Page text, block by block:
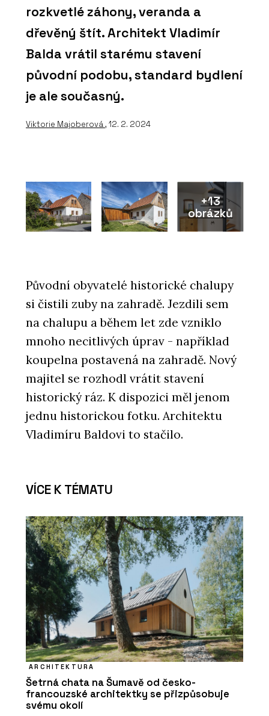
rozkvetlé záhony, veranda a
dřevěný štít. Architekt Vladimír
Balda vrátil starému stavení
původní podobu, standard bydlení
je ale současný.
Viktorie Majoberová, 12. 2. 2024
+13
obrázků
Původní obyvatelé historické chalupy
si čistili zuby na zahradě. Jezdili sem
na chalupu a během let zde vzniklo
mnoho necitlivých úprav - například
koupelna postavená na zahradě. Nový
majitel se rozhodl vrátit stavení
historický ráz. K dispozici měl jenom
jednu historickou fotku. Architektu
Vladimíru Baldovi to stačilo.
VÍCE K TÉMATU
ARCHITEKTURA
Šetrná chata na Šumavě od česko-
francouzské architektky se přizpůsobuje
svému okolí